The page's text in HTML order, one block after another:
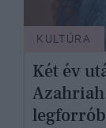
KULTÚRA
Két év